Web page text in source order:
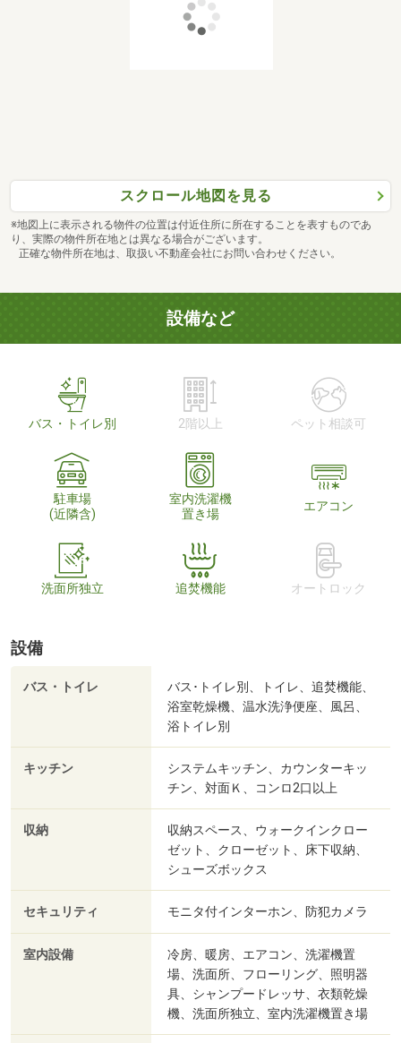
スクロール地図を見る
※地図上に表示される物件の位置は付近住所に所在することを表すものであ
り、実際の物件所在地とは異なる場合がございます。
正確な物件所在地は、取扱い不動産会社にお問い合わせください。
設備など
バス・トイレ別 2階以上 ペット相談可
駐車場
(近隣含)
室内洗濯機
置き場
エアコン
洗面所独立 追焚機能 オートロック
設備
バス・トイレ
バス･トイレ別、トイレ、追焚機能、
浴室乾燥機、温水洗浄便座、風呂、
浴トイレ別
キッチン
システムキッチン、カウンターキッ
チン、対面Ｋ、コンロ2口以上
収納
収納スペース、ウォークインクロー
ゼット、クローゼット、床下収納、
シューズボックス
セキュリティ モニタ付インターホン、防犯カメラ
室内設備
冷房、暖房、エアコン、洗濯機置
場、洗面所、フローリング、照明器
具、シャンプードレッサ、衣類乾燥
機、洗面所独立、室内洗濯機置き場